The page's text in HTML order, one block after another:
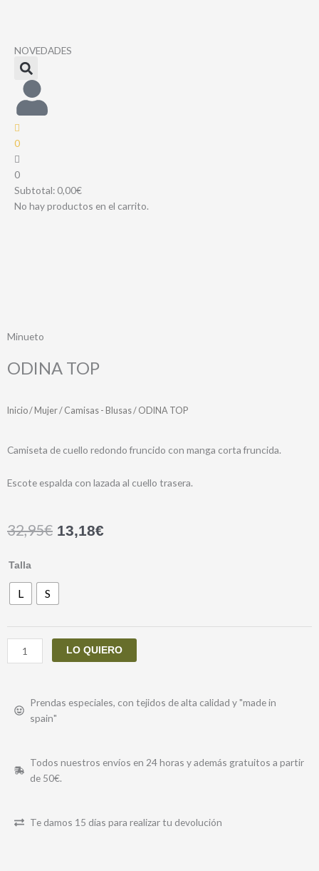
NOVEDADES
0
0
Subtotal: 0,00€
No hay productos en el carrito.
Minueto
ODINA TOP
Inicio/ Mujer/ Camisas - Blusas/ ODINA TOP
Camiseta de cuello redondo fruncido con manga corta fruncida.
Escote espalda con lazada al cuello trasera.
32,95€ 13,18€
Talla
L S
ODINA
cantidad
LO QUIERO
Prendas especiales, con tejidos de alta calidad y "made in
spain"
Todos nuestros envíos en 24 horas y además gratuitos a partir
de 50€.
Te damos 15 días para realizar tu devolución